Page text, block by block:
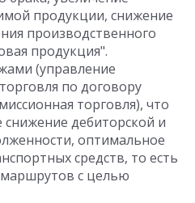
продукции, снижение
производственного
продукция".
(управление
по договору
торговля), что
дебиторской и
оптимальное
средств, то есть
маршрутов с целью